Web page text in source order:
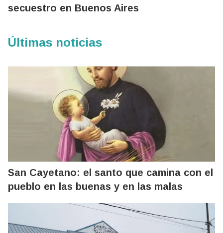
secuestro en Buenos Aires
Últimas noticias
San Cayetano: el santo que camina con el
pueblo en las buenas y en las malas